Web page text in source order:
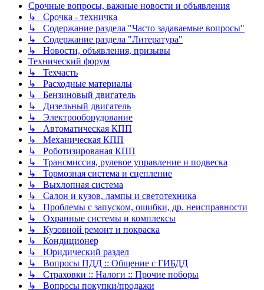
Срочные вопросы, важные новости и объявления
↳ Срочка - техничка
↳ Содержание раздела "Часто задаваемые вопросы"
↳ Содержание раздела "Литература"
↳ Новости, объявления, призывы
Технический форум
↳ Техчасть
↳ Расходные материалы
↳ Бензиновый двигатель
↳ Дизельный двигатель
↳ Электрооборудование
↳ Автоматическая КПП
↳ Механическая КПП
↳ Роботизированая КПП
↳ Трансмиссия, рулевое управление и подвеска
↳ Тормозная система и сцепление
↳ Выхлопная система
↳ Салон и кузов, лампы и светотехника
↳ Проблемы с запуском, ошибки, др. неисправности
↳ Охранные системы и комплексы
↳ Кузовной ремонт и покраска
↳ Кондиционер
↳ Юридический раздел
↳ Вопросы ПДД :: Общение с ГИБДД
↳ Страховки :: Налоги :: Прочие поборы
↳ Вопросы покупки/продажи